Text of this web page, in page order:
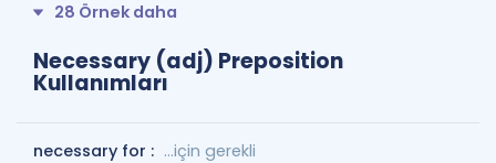
28 Örnek daha
Necessary (adj) Preposition
Kullanımları
necessary for : …için gerekli